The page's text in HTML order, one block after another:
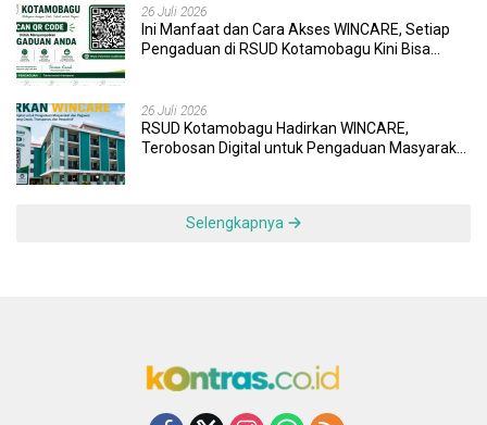
26 Juli 2026
Ini Manfaat dan Cara Akses WINCARE, Setiap
Pengaduan di RSUD Kotamobagu Kini Bisa
26 Juli 2026
RSUD Kotamobagu Hadirkan WINCARE,
Terobosan Digital untuk Pengaduan Masyarakat
Selengkapnya